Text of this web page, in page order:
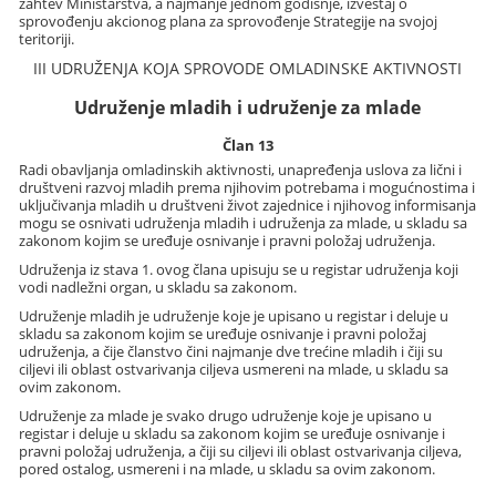
sprovođenju akcionog plana za sprovođenje Strategije na svojoj
teritoriji.
III UDRUŽENJA KOJA SPROVODE OMLADINSKE AKTIVNOSTI
Udruženje mladih i udruženje za mlade
Član 13
Radi obavljanja omladinskih aktivnosti, unapređenja uslova za lični i
društveni razvoj mladih prema njihovim potrebama i mogućnostima i
uključivanja mladih u društveni život zajednice i njihovog informisanja
mogu se osnivati udruženja mladih i udruženja za mlade, u skladu sa
zakonom kojim se uređuje osnivanje i pravni položaj udruženja.
Udruženja iz stava 1. ovog člana upisuju se u registar udruženja koji
vodi nadležni organ, u skladu sa zakonom.
Udruženje mladih je udruženje koje je upisano u registar i deluje u
skladu sa zakonom kojim se uređuje osnivanje i pravni položaj
udruženja, a čije članstvo čini najmanje dve trećine mladih i čiji su
ciljevi ili oblast ostvarivanja ciljeva usmereni na mlade, u skladu sa
ovim zakonom.
Udruženje za mlade je svako drugo udruženje koje je upisano u
registar i deluje u skladu sa zakonom kojim se uređuje osnivanje i
pravni položaj udruženja, a čiji su ciljevi ili oblast ostvarivanja ciljeva,
pored ostalog, usmereni i na mlade, u skladu sa ovim zakonom.